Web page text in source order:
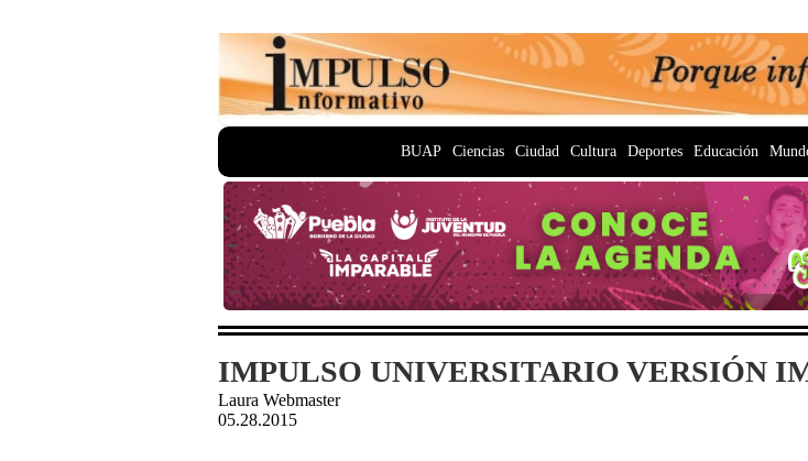
BUAP Ciencias Ciudad Cultura Deportes Educación
IMPULSO UNIVERSITARIO VERSIÓN
Laura Webmaster
05.28.2015